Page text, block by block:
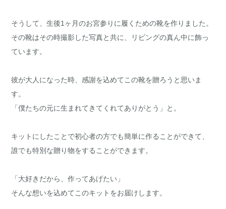
そうして、生後1ヶ月のお宮参りに履くための靴を作りました。
その靴はその時撮影した写真と共に、リビングの真ん中に飾っ
ています。
彼が大人になった時、感謝を込めてこの靴を贈ろうと思いま
す。
「僕たちの元に生まれてきてくれてありがとう」と。
キットにしたことで初心者の方でも簡単に作ることができて、
誰でも特別な贈り物をすることができます。
「大好きだから、作ってあげたい」
そんな想いを込めてこのキットをお届けします。